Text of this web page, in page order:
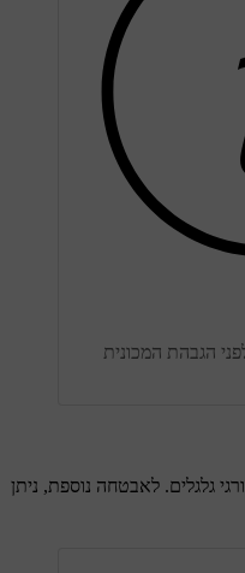
הגבהת המכונית
גלגלים. לאבטחה נוספת, ניתן